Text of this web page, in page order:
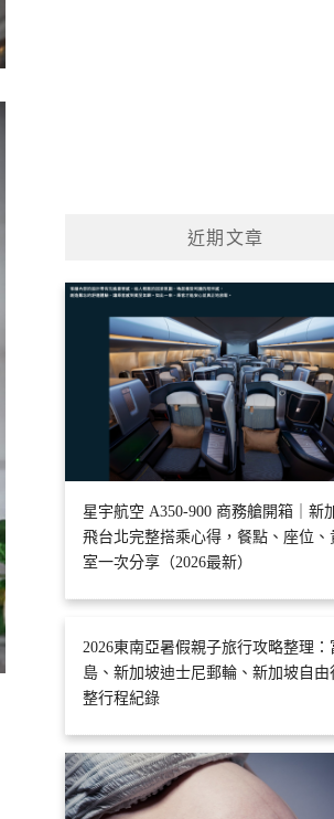
近期文章
星宇航空 A350-900 商務艙開箱｜新
飛台北完整搭乘心得，餐點、座位、
室一次分享（2026最新）
2026東南亞暑假親子旅行攻略整理：
島、新加坡迪士尼郵輪、新加坡自由
整行程紀錄